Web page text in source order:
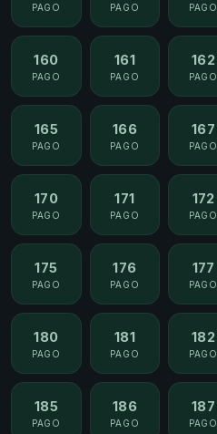
PAGO PAGO PAGO
160
PAGO
161
PAGO
162
PAGO
165
PAGO
166
PAGO
167
PAGO
170
PAGO
171
PAGO
172
PAGO
175
PAGO
176
PAGO
177
PAGO
180
PAGO
181
PAGO
182
PAGO
185
PAGO
186
PAGO
187
PAGO